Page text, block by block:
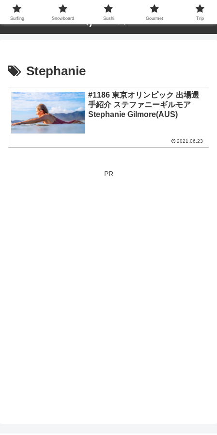
Stephanie
#1186 東京オリンピック 出場選
手紹介 ステファニーギルモア
Stephanie Gilmore(AUS)
2021.06.23
PR
Surfing Snowboard Sushi Gourmet Trip